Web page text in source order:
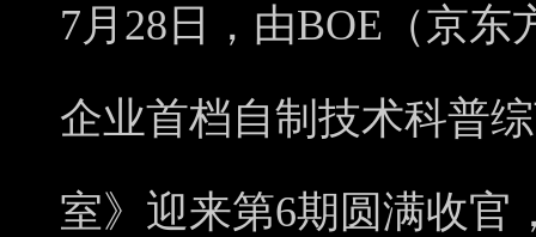
7月28日，由BOE（京
企业首档自制技术科普
室》迎来第6期圆满收官